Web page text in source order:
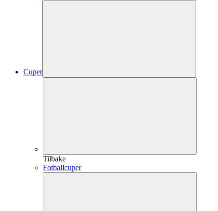
Cuper
Tilbake
Fotballcuper